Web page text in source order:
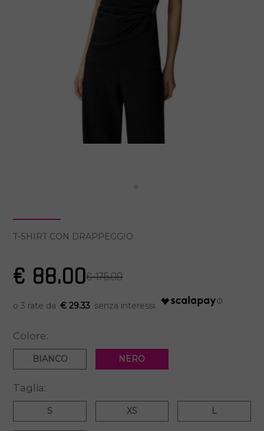
T-SHIRT CON DRAPPEGGIO
€ 88.00€ 175.00
€ 29.33
Colore:
BIANCO NERO
Taglia:
S XS L